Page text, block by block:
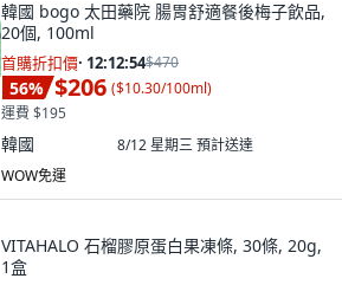
韓國 bogo 太田藥院 腸胃舒適餐後梅子飲品,
20個, 100ml
首購折扣價· 12:12:53$470
56% $206 ($10.30/100ml)
運費 $195
韓國 8/12 星期三預計送達
WOW免運
VITAHALO 石榴膠原蛋白果凍條, 30條, 20g,
1盒